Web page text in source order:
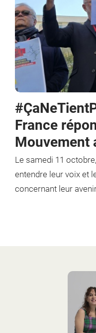
France
Mouvement
Le samedi 11
entendre leur voix et
concernant leur